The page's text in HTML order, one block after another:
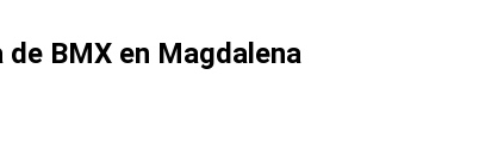
BMX en Magdalena